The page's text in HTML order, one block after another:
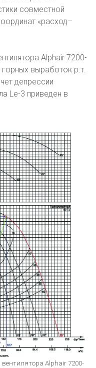
совместной
«расход–
Alphair 7200-
горных выработок р.т.
депрессии
Le-3 приведен в
Alphair 7200-